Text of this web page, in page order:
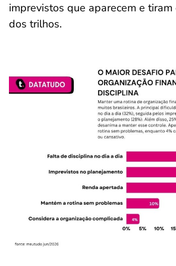
imprevistos que aparecem e
dos trilhos.